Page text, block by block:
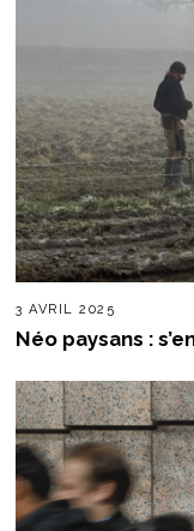
3 AVRIL 2025
Néo paysans :